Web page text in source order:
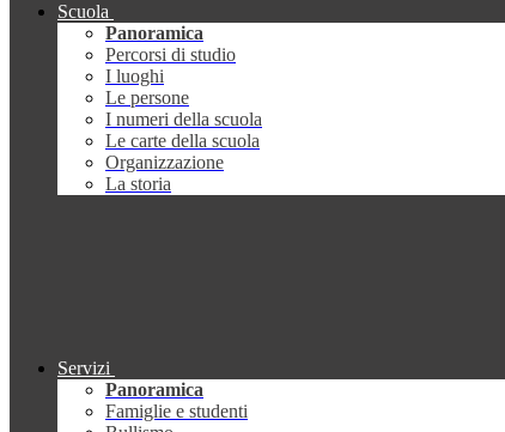
Scuola
Panoramica
Percorsi di studio
I luoghi
Le persone
I numeri della scuola
Le carte della scuola
Organizzazione
La storia
Servizi
Panoramica
Famiglie e studenti